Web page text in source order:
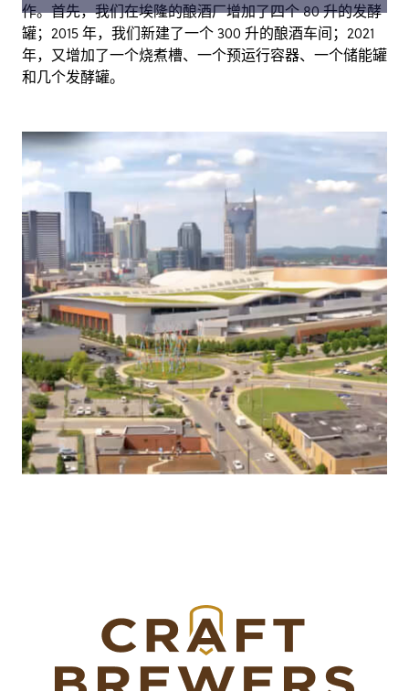
作。首先，我们在埃隆的酿酒厂增加了四个 80 升的发酵
罐；2015 年，我们新建了一个 300 升的酿酒车间；2021
年，又增加了一个烧煮槽、一个预运行容器、一个储能罐
和几个发酵罐。